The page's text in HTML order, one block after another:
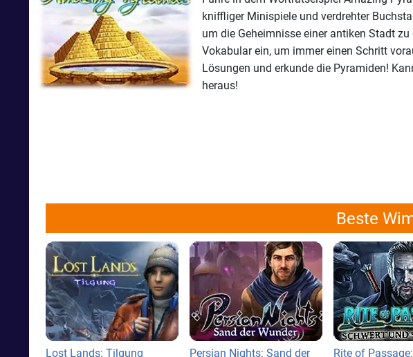
kniffliger Minispiele und verdrehter
um die Geheimnisse einer antiken Stadt
Vokabular ein, um immer einen Schritt
Lösungen und erkunde die Pyramiden!
heraus!
Beste
Lost Lands: Tilgung Persian Nights: Sand der Rite of